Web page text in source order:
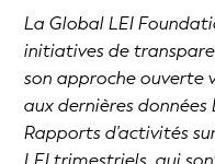
La Global LEI
initiatives de
son approche ouverte
aux dernières
Rapports d'activités